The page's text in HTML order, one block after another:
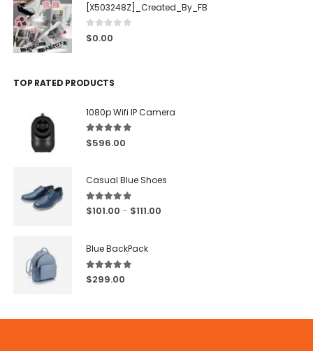
[X503248Z]_Created_By_FB
0 out of 5
$0.00
TOP RATED PRODUCTS
1080p Wifi IP Camera
5.00out of 5
$596.00
Casual Blue Shoes
5.00 out of 5
$101.00 – $111.00
Blue BackPack
5.00out of 5
$299.00